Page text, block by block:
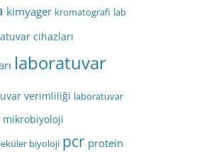
kimyager kromatografi lab
cihazları
laboratuvar
verimliliği laboratuvar
mikrobiyoloji
biyoloji pcr protein